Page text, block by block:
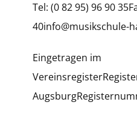
Tel: (0 82 95) 96 90
40info@musikschule-
Eingetragen im